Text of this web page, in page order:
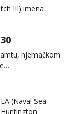
III) imena
njemačkom
(Naval Sea